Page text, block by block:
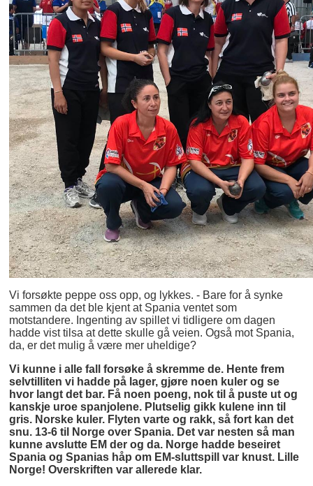
Vi forsøkte peppe oss opp, og lykkes. - Bare for å synke
sammen da det ble kjent at Spania ventet som
motstandere. Ingenting av spillet vi tidligere om dagen
hadde vist tilsa at dette skulle gå veien. Også mot Spania,
da, er det mulig å være mer uheldige?
Vi kunne i alle fall forsøke å skremme de. Hente frem
selvtilliten vi hadde på lager, gjøre noen kuler og se
hvor langt det bar. Få noen poeng, nok til å puste ut og
kanskje uroe spanjolene. Plutselig gikk kulene inn til
gris. Norske kuler. Flyten varte og rakk, så fort kan det
snu. 13-6 til Norge over Spania. Det var nesten så man
kunne avslutte EM der og da. Norge hadde beseiret
Spania og Spanias håp om EM-sluttspill var knust. Lille
Norge! Overskriften var allerede klar.